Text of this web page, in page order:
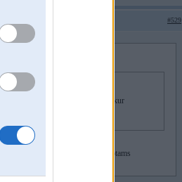
#529
zinu, bet varbūt ir kādas vietējās, kur
nostājās viņi, un pēc tam protams